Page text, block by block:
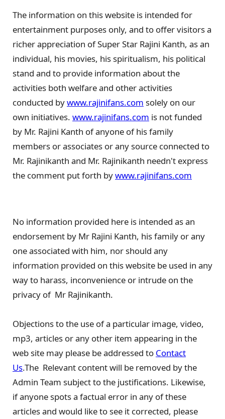
The information on this website is intended for
entertainment purposes only, and to offer visitors a
richer appreciation of Super Star Rajini Kanth, as an
individual, his movies, his spiritualism, his political
stand and to provide information about the
activities both welfare and other activities
conducted bywww.rajinifans.com solely on our
own initiatives. www.rajinifans.com is not funded
by Mr. Rajini Kanth of anyone of his family
members or associates or any source connected to
Mr. Rajinikanth and Mr. Rajinikanth needn't express
the comment put forth bywww.rajinifans.com
No information provided here is intended as an
endorsement by Mr Rajini Kanth, his family or any
one associated with him, nor should any
information provided on this website be used in any
way to harass, inconvenience or intrude on the
privacy of Mr Rajinikanth.
Objections to the use of a particular image, video,
mp3, articles or any other item appearing in the
web site may please be addressed to Contact
Us.The Relevant content will be removed by the
Admin Team subject to the justifications. Likewise,
if anyone spots a factual error in any of these
articles and would like to see it corrected, please